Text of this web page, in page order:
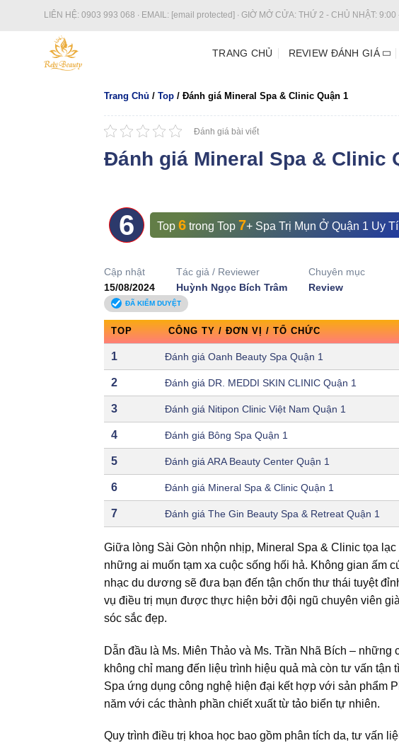
LIÊN HỆ: 0903 993 068 ∙ EMAIL: [email protected] ∙ GIỜ MỞ CỬA: THỨ 2 - CHỦ NHẬT: 9:00
TRANG CHỦ REVIEW ĐÁNH GIÁ
Trang Chủ / Top / Đánh giá Mineral Spa & Clinic Quận 1
Đánh giá bài viết
Đánh giá Mineral Spa & Clinic
6 Top6 trongTop 7+ Spa Trị Mụn Ở Quận 1 Uy
Cập nhật
15/08/2024
Tác giả / Reviewer
Huỳnh Ngọc Bích Trâm
Chuyên mục
Review
ĐÃ KIỂM DUYỆT
TOP CÔNG TY / ĐƠN VỊ / TỔ CHỨC
1 Đánh giá Oanh Beauty Spa Quận 1
2 Đánh giá DR. MEDDI SKIN CLINIC Quận 1
3 Đánh giá Nitipon Clinic Việt Nam Quận 1
4 Đánh giá Bông Spa Quận 1
5 Đánh giá ARA Beauty Center Quận 1
6 Đánh giá Mineral Spa & Clinic Quận 1
7 Đánh giá The Gin Beauty Spa & Retreat Quận 1
Giữa lòng Sài Gòn nhộn nhịp, Mineral Spa & Clinic tọa
những ai muốn tạm xa cuộc sống hối hả. Không gian ấm
nhạc du dương sẽ đưa bạn đến tận chốn thư thái tuyệt
vụ điều trị mụn được thực hiện bởi đội ngũ chuyên viên
sóc sắc đẹp.
Dẫn đầu là Ms. Miên Thảo và Ms. Trần Nhã Bích –
không chỉ mang đến liệu trình hiệu quả mà còn tư vấn tận
Spa ứng dụng công nghệ hiện đại kết hợp với sản phẩm
năm với các thành phần chiết xuất từ tảo biển tự nhiên.
Quy trình điều trị khoa học bao gồm phân tích da, tư vấn